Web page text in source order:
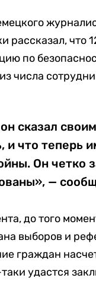
рассказал, что
по
числа
сказал
и что теперь
Он четко
—
до того
выборов и
граждан
удастся